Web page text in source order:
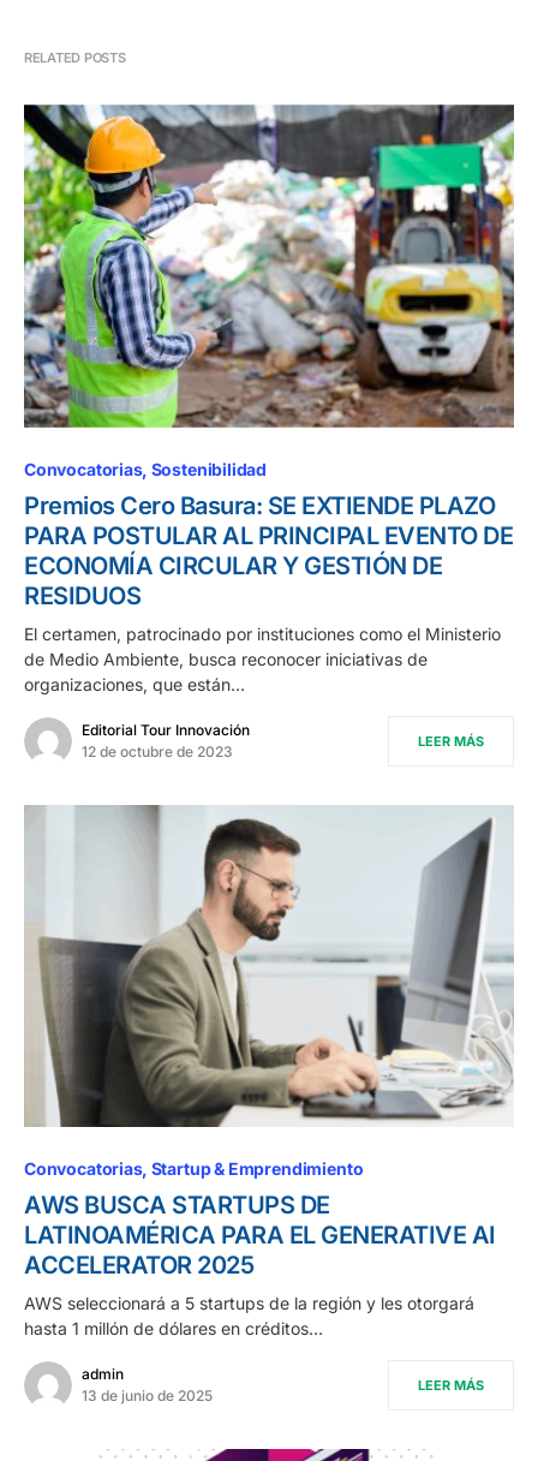
RELATED POSTS
Convocatorias Sostenibilidad
Premios Cero Basura: SE EXTIENDE PLAZO
PARA POSTULAR AL PRINCIPAL EVENTO DE
ECONOMÍA CIRCULAR Y GESTIÓN DE
RESIDUOS
El certamen, patrocinado por instituciones como el Ministerio
de Medio Ambiente, busca reconocer iniciativas de
organizaciones, que están…
Editorial Tour Innovación
12 de octubre de 2023
LEER MÁS
Convocatorias Startup & Emprendimiento
AWS BUSCA STARTUPS DE
LATINOAMÉRICA PARA EL GENERATIVE AI
ACCELERATOR 2025
AWS seleccionará a 5 startups de la región y les otorgará
hasta 1 millón de dólares en créditos…
admin
13 de junio de 2025
LEER MÁS